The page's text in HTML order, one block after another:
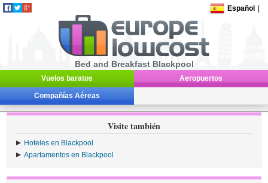
Español
Bed and Breakfast Blackpool
Vuelos baratos Aeropuertos
Compañías Aéreas
Visite también
Hoteles en Blackpool
Apartamentos en Blackpool